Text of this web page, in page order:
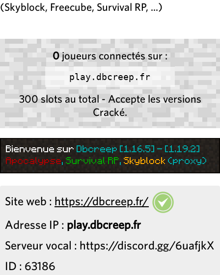
(Skyblock, Freecube, Survival RP, ...)
0 joueurs connectés sur :
play.dbcreep.fr
300 slots au total - Accepte les versions
Cracké.
Bienvenue sur Dbcreep [1.16.5] - [1.19.2]
Apocalypse, Survival RP, Skyblock (proxy)
Site web : https://dbcreep.fr/
Adresse IP : play.dbcreep.fr
Serveur vocal : https://discord.gg/6uafjkX
ID : 63186